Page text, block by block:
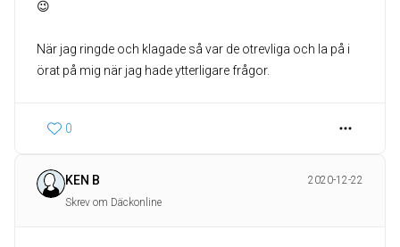
😉
När jag ringde och klagade så var de otrevliga och la på i
0
KEN B
2020-12-22
Skrev om Däckonline